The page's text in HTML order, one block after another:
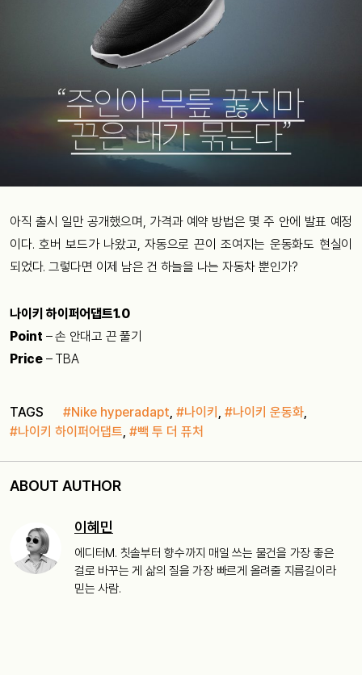
아직 출시 일만 공개했으며, 가격과 예약 방법은 몇 주 안에 발표 예정
이다. 호버 보드가 나왔고, 자동으로 끈이 조여지는 운동화도 현실이
되었다. 그렇다면 이제 남은 건 하늘을 나는 자동차 뿐인가?
나이키 하이퍼어댑트1.0
Point – 손 안대고 끈 풀기
Price– TBA
TAGS #Nike hyperadapt, #나이키 , #나이키 운동화,
#나이키 하이퍼어댑트, #빽 투 더 퓨처
ABOUT AUTHOR
이혜민
에디터M. 칫솔부터 향수까지 매일 쓰는 물건을 가장 좋은
걸로 바꾸는 게 삶의 질을 가장 빠르게 올려줄 지름길이라
믿는 사람.